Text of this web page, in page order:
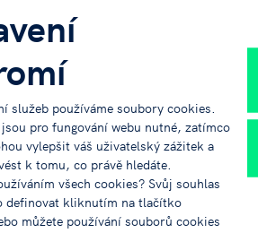
služeb používáme soubory cookies.
pro fungování webu nutné, zatímco
vylepšit váš uživatelský zážitek a
k tomu, co právě hledáte.
všech cookies? Svůj souhlas
definovat kliknutím na tlačítko
můžete používání souborů cookies
info@jvtp.cz